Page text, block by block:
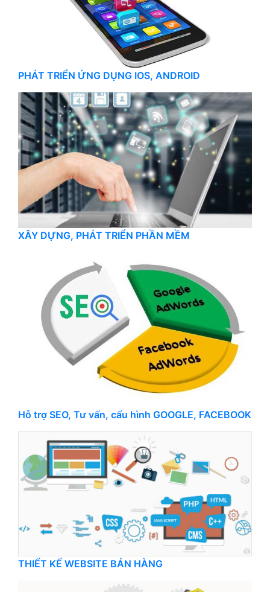
PHÁT TRIỂN ỨNG DỤNG IOS, ANDROID
XÂY DỰNG, PHÁT TRIỂN PHẦN MỀM
Hỗ trợ SEO, Tư vấn, cấu hình GOOGLE, FACEBOOK
THIẾT KẾ WEBSITE BÁN HÀNG